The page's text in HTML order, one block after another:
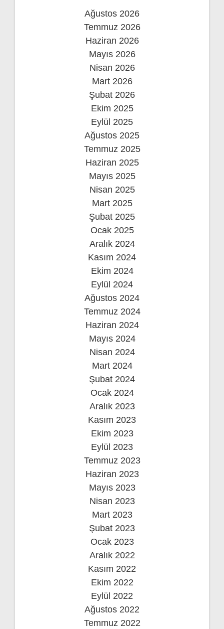
Ağustos 2026
Temmuz 2026
Haziran 2026
Mayıs 2026
Nisan 2026
Mart 2026
Şubat 2026
Ekim 2025
Eylül 2025
Ağustos 2025
Temmuz 2025
Haziran 2025
Mayıs 2025
Nisan 2025
Mart 2025
Şubat 2025
Ocak 2025
Aralık 2024
Kasım 2024
Ekim 2024
Eylül 2024
Ağustos 2024
Temmuz 2024
Haziran 2024
Mayıs 2024
Nisan 2024
Mart 2024
Şubat 2024
Ocak 2024
Aralık 2023
Kasım 2023
Ekim 2023
Eylül 2023
Temmuz 2023
Haziran 2023
Mayıs 2023
Nisan 2023
Mart 2023
Şubat 2023
Ocak 2023
Aralık 2022
Kasım 2022
Ekim 2022
Eylül 2022
Ağustos 2022
Temmuz 2022